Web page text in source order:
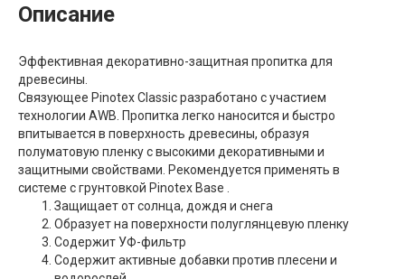
Описание
Эффективная декоративно-защитная пропитка для
древесины.
Связующее Pinotex Classic разработано с участием
технологии AWB. Пропитка легко наносится и быстро
впитывается в поверхность древесины, образуя
полуматовую пленку с высокими декоративными и
защитными свойствами. Рекомендуется применять в
системе с грунтовкой Pinotex Base .
Защищает от солнца, дождя и снега
Образует на поверхности полуглянцевую пленку
Содержит УФ-фильтр
Содержит активные добавки против плесени и